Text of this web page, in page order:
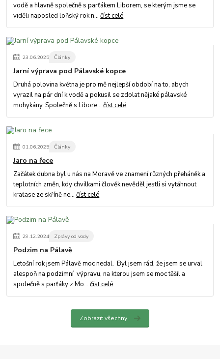
vodě a hlavně společně s parťákem Liborem, se kterým jsme se
viděli naposled loňský rok n...číst celé
23.06.2025 Články
Jarní výprava pod Pálavské kopce
Druhá polovina května je pro mě nejlepší období na to, abych
vyrazil na pár dní k vodě a pokusil se zdolat nějaké pálavské
mohykány. Společně s Libore...číst celé
01.06.2025 Články
Jaro na řece
Začátek dubna byl u nás na Moravě ve znamení různých přeháněk a
teplotních změn, kdy chvilkami člověk nevěděl jestli si vytáhnout
kraťase ze skříně ne...číst celé
29.12.2024 Zprávy od vody
Podzim na Pálavě
Letošní rok jsem Pálavě moc nedal. Byl jsem rád, že jsem se urval
alespoň na podzimní výpravu, na kterou jsem se moc těšil a
společně s parťáky z Mo...číst celé
Zobrazit všechny